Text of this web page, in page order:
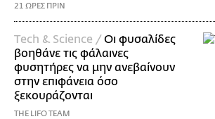
21 ΩΡΕΣ ΠΡΙΝ
Τech & Science /Οι φυσαλίδες
βοηθάνε τις φάλαινες
φυσητήρες να μην ανεβαίνουν
στην επιφάνεια όσο
ξεκουράζονται
THE LIFO TEAM